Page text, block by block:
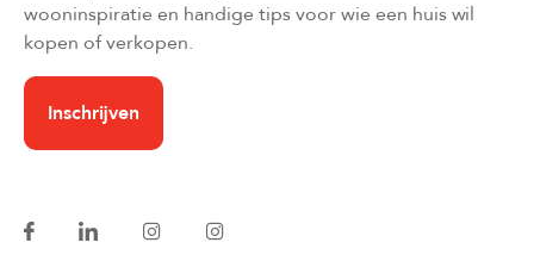
wooninspiratie en handige tips voor wie een huis wil
kopen of verkopen.
Inschrijven